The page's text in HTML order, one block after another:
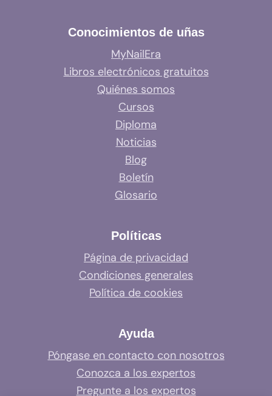
Conocimientos de uñas
MyNailEra
Libros electrónicos gratuitos
Quiénes somos
Cursos
Diploma
Noticias
Blog
Boletín
Glosario
Políticas
Página de privacidad
Condiciones generales
Política de cookies
Ayuda
Póngase en contacto con nosotros
Conozca a los expertos
Pregunte a los expertos